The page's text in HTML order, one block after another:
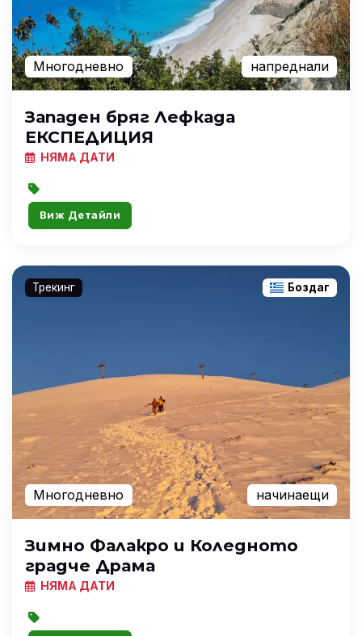
Многодневно напреднали
Западен бряг Лефкада
ЕКСПЕДИЦИЯ
НЯМА ДАТИ
Виж Детайли
Трекинг Боздаг
Многодневно начинаещи
Зимно Фалакро и Коледното
градче Драма
НЯМА ДАТИ